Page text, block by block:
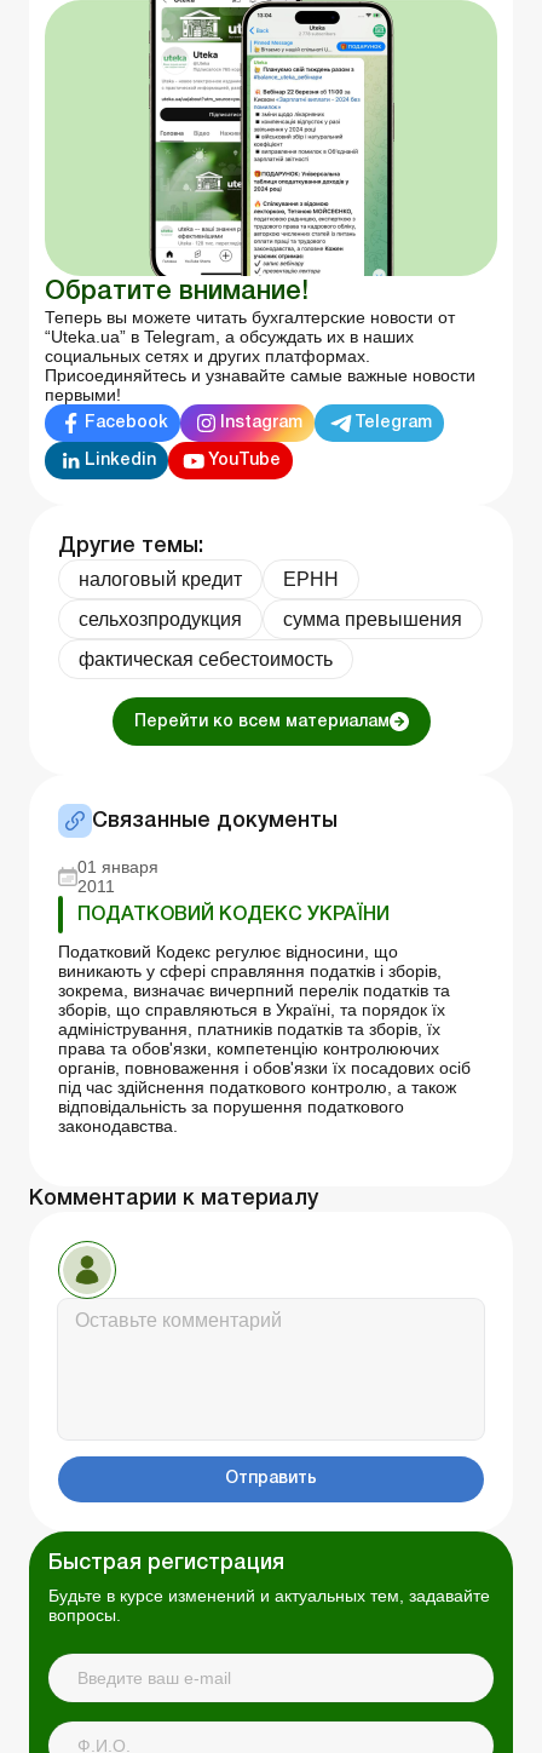
Обратите внимание!
Теперь вы можете читать бухгалтерские новости от
“Uteka.ua” в Telegram, а обсуждать их в наших
социальных сетях и других платформах.
Присоединяйтесь и узнавайте самые важные новости
первыми!
Facebook Instagram Telegram
Linkedin YouTube
Другие темы:
налоговый кредит
ЕРНН
сельхозпродукция
сумма превышения
фактическая себестоимость
Перейти ко всем материалам
Связанные документы
01 января
2011
ПОДАТКОВИЙ КОДЕКС УКРАЇНИ
Податковий Кодекс регулює відносини, що
виникають у сфері справляння податків і зборів,
зокрема, визначає вичерпний перелік податків та
зборів, що справляються в Україні, та порядок їх
адміністрування, платників податків та зборів, їх
права та обов'язки, компетенцію контролюючих
органів, повноваження і обов'язки їх посадових осіб
під час здійснення податкового контролю, а також
відповідальність за порушення податкового
законодавства.
Комментарии к материалу
Отправить
Быстрая регистрация
Будьте в курсе изменений и актуальных тем, задавайте
вопросы.